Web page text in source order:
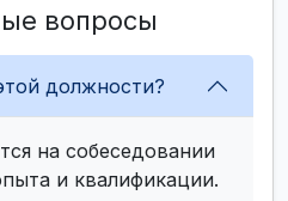
вопросы
должности?
на собеседовании
и квалификации.